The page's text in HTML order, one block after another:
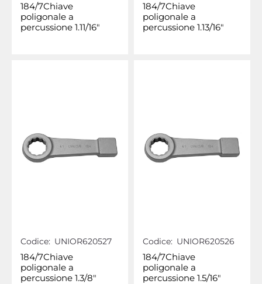
184/7Chiave
poligonale a
percussione 1.11/16"
184/7Chiave
poligonale a
percussione 1.13/16"
Codice: UNIOR620527
184/7Chiave
poligonale a
percussione 1.3/8"
Codice: UNIOR620526
184/7Chiave
poligonale a
percussione 1.5/16"